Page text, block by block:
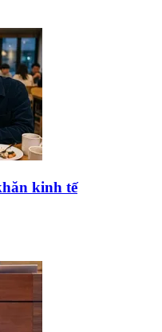
kinh tế